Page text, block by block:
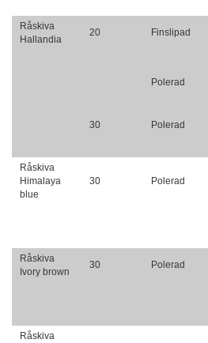
Råskiva
Hallandia
20 Finslipad
Polerad
30
Polerad
Råskiva
Himalaya
blue
30 Polerad
Råskiva
Ivory brown
30 Polerad
Råskiva